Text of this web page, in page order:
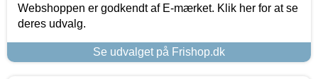
Webshoppen er godkendt af E-mærket. Klik her for at se
deres udvalg.
Se udvalget på Frishop.dk